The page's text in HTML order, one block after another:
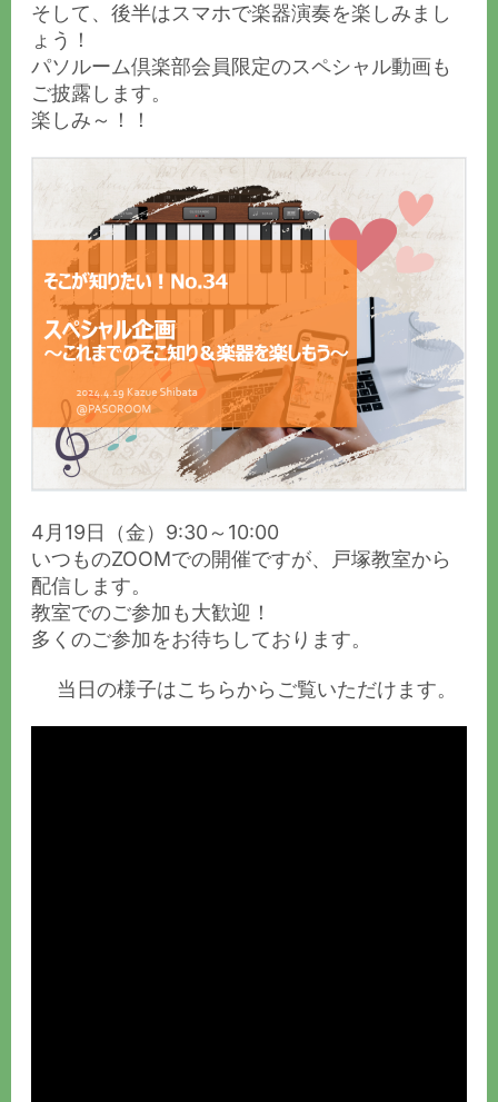
そして、後半はスマホで楽器演奏を楽しみまし
ょう！
パソルーム倶楽部会員限定のスペシャル動画も
ご披露します。
楽しみ～！！
4月19日（金）9:30～10:00
いつものZOOMでの開催ですが、戸塚教室から
配信します。
教室でのご参加も大歓迎！
多くのご参加をお待ちしております。
当日の様子はこちらからご覧いただけます。